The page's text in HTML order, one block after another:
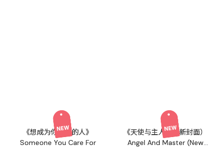
《想成为你在乎的人》
Someone You Care For
《天使与主人》（新封面）
Angel And Master (New